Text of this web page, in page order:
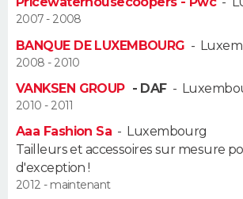
2007 - 2008
BANQUE DE LUXEMBOURG -
2008 - 2010
VANKSEN GROUP - DAF-
2010 - 2011
Aaa Fashion Sa - Luxembourg
Tailleurs et accessoires sur mesure
d'exception !
2012 - maintenant